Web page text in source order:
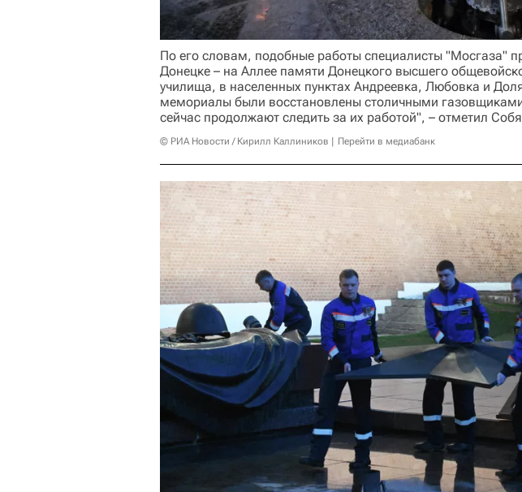
По его словам, подобные работы специалисты "Мосгаза"
Донецке – на Аллее памяти Донецкого высшего
училища, в населенных пунктах Андреевка, Любовка и
мемориалы были восстановлены столичными
сейчас продолжают следить за их работой", – отметил
© РИА Новости / Кирилл Каллиников Перейти в медиабанк